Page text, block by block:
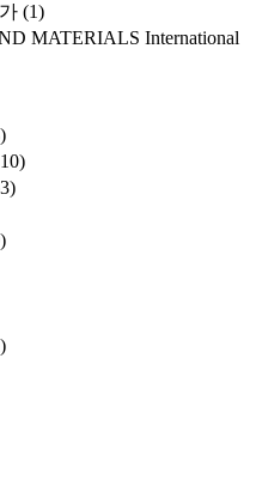
(1)
MATERIALS International